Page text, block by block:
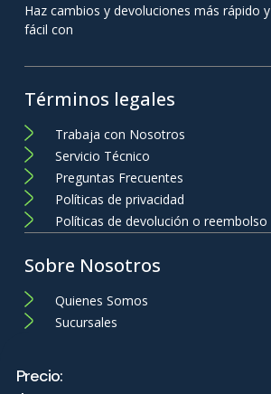
Precio:
Haz cambios y devoluciones más rápido y
fácil con
Términos legales
Trabaja con Nosotros
Servicio Técnico
Preguntas Frecuentes
Políticas de privacidad
Políticas de devolución o reembolso
Sobre Nosotros
Quienes Somos
Sucursales
Mi Cuenta